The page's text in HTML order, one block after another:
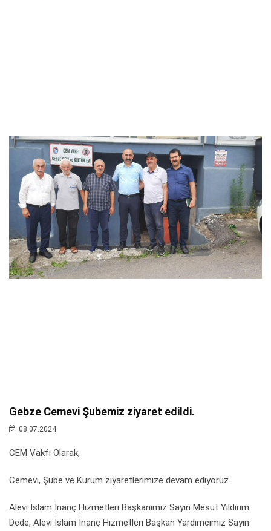
Gebze Cemevi Şubemiz ziyaret edildi.
08.07.2024
CEM Vakfı Olarak;
Cemevi, Şube ve Kurum ziyaretlerimize devam ediyoruz.
Alevi İslam İnanç Hizmetleri Başkanımız Sayın Mesut Yıldırım
Dede, Alevi İslam İnanç Hizmetleri Başkan Yardımcımız Sayın